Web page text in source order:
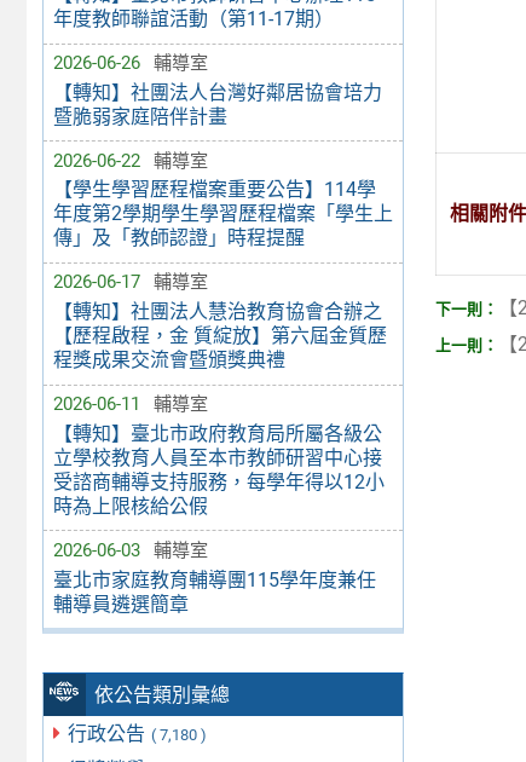
年度教師聯誼活動（第11-17期）
2026-06-26 輔導室
【轉知】社團法人台灣好鄰居協會培力
暨脆弱家庭陪伴計畫
2026-06-22 輔導室
【學生學習歷程檔案重要公告】114學
年度第2學期學生學習歷程檔案「學生上
傳」及「教師認證」時程提醒
2026-06-17 輔導室
【轉知】社團法人慧治教育協會合辦之
【歷程啟程，金 質綻放】第六屆金質歷
程獎成果交流會暨頒獎典禮
2026-06-11 輔導室
【轉知】臺北市政府教育局所屬各級公
立學校教育人員至本市教師研習中心接
受諮商輔導支持服務，每學年得以12小
時為上限核給公假
2026-06-03 輔導室
臺北市家庭教育輔導團115學年度兼任
輔導員遴選簡章
依公告類別彙總
行政公告 ( 7,180 )
相關附件